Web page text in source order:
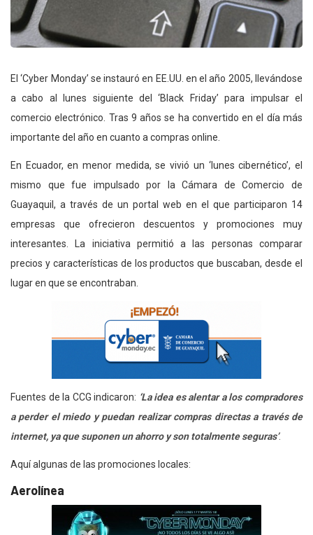
El ‘Cyber Monday’ se instauró en EE.UU. en el año 2005, llevándose
a cabo al lunes siguiente del ‘Black Friday’ para impulsar el
comercio electrónico. Tras 9 años se ha convertido en el día más
importante del año en cuanto a compras online.
En Ecuador, en menor medida, se vivió un ‘lunes cibernético’, el
mismo que fue impulsado por la Cámara de Comercio de
Guayaquil, a través de un portal web en el que participaron 14
empresas que ofrecieron descuentos y promociones muy
interesantes. La iniciativa permitió a las personas comparar
precios y características de los productos que buscaban, desde el
lugar en que se encontraban.
Fuentes de la CCG indicaron: ‘La idea es alentar a los compradores
a perder el miedo y puedan realizar compras directas a través de
internet, ya que suponen un ahorro y son totalmente seguras’.
Aquí algunas de las promociones locales:
Aerolínea